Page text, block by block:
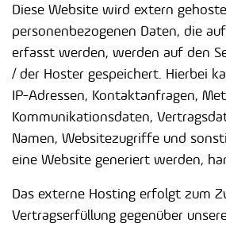
Diese Website wird extern
personenbezogenen Daten, die
erfasst werden, werden auf den
/ der Hoster gespeichert. Hierbei
IP-Adressen, Kontaktanfragen,
Kommunikationsdaten,
Namen, Websitezugriffe und
eine Website generiert werden,
Das externe Hosting erfolgt zum
Vertragserfüllung gegenüber